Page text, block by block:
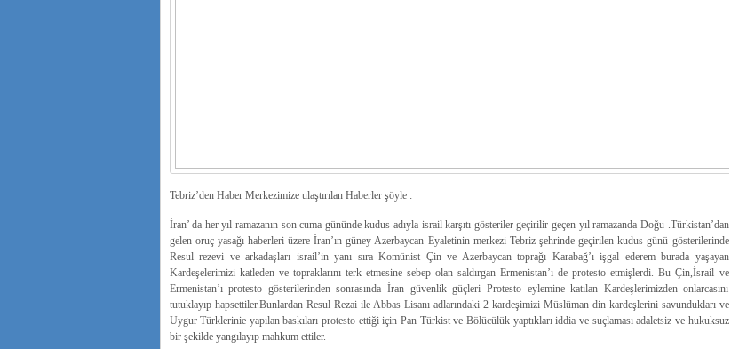
Tebriz’den Haber Merkezimize ulaştırılan Haberler şöyle :
İran’ da her yıl ramazanın son cuma gününde kudus adıyla israil karşıtı gösteriler geçirilir geçen yıl ramazanda Doğu .Türkistan’dan
gelen oruç yasağı haberleri üzere İran’ın güney Azerbaycan Eyaletinin merkezi Tebriz şehrinde geçirilen kudus günü gösterilerinde
Resul rezevi ve arkadaşları israil’in yanı sıra Komünist Çin ve Azerbaycan toprağı Karabağ’ı işgal ederem burada yaşayan
Kardeşelerimizi katleden ve topraklarını terk etmesine sebep olan saldırgan Ermenistan’ı de protesto etmişlerdi. Bu Çin,İsrail ve
Ermenistan’ı protesto gösterilerinden sonrasında İran güvenlik güçleri Protesto eylemine katılan Kardeşlerimizden onlarcasını
tutuklayıp hapsettiler.Bunlardan Resul Rezai ile Abbas Lisanı adlarındaki 2 kardeşimizi Müslüman din kardeşlerini savundukları ve
Uygur Türklerinie yapılan baskıları protesto ettiği için Pan Türkist ve Bölücülük yaptıkları iddia ve suçlaması adaletsiz ve hukuksuz
bir şekilde yangılayıp mahkum ettiler.